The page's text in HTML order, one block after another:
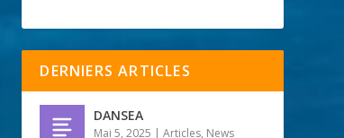
DERNIERS ARTICLES
DANSEA
Mai 5, 2025 |Articles, News